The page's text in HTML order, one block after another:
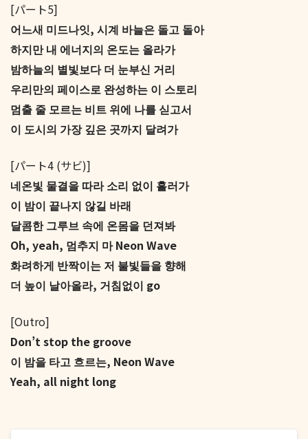
[パート5]
어느새 미드나잇, 시계 바늘은 돌고 돌아
하지만 내 에너지의 온도는 올라가
밤하늘의 별빛보다 더 눈부신 거리
우리만의 페이스로 완성하는 이 스토리
멈출 줄 모르는 비트 위에 나를 싣고서
이 도시의 가장 깊은 곳까지 달려가
[パート4 (サビ)]
네온빛 물결을 따라 소리 없이 흘러가
이 밤이 끝나지 않길 바래
달콤한 그루브 속에 온몸을 던져봐
Oh, yeah, 멈추지 마 Neon Wave
화려하게 반짝이는 저 불빛들을 향해
더 높이 날아올라, 거침없이 go
[Outro]
Don’t stop the groove
이 밤을 타고 흐르는, Neon Wave
Yeah, all night long